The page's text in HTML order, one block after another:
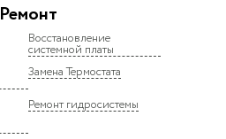
Ремонт
Восстановление
системной платы
Замена Термостата
Ремонт гидросистемы